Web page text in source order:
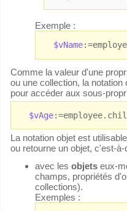
Exemple :
$vName
Comme la valeur d'une
ou une collection, la
pour accéder aux sous-
$vAge
La notation objet est
ou retourne un objet, c'est-à-
avec les objets eux-
champs, propriétés
collections).
Exemples :